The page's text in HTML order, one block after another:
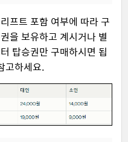
프트 포함 여부에 따라 구
을 보유하고 계시거나 별
탑승권만 구매하시면 됩
고하세요.